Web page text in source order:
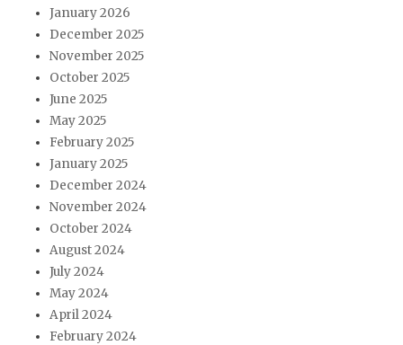
January 2026
December 2025
November 2025
October 2025
June 2025
May 2025
February 2025
January 2025
December 2024
November 2024
October 2024
August 2024
July 2024
May 2024
April 2024
February 2024